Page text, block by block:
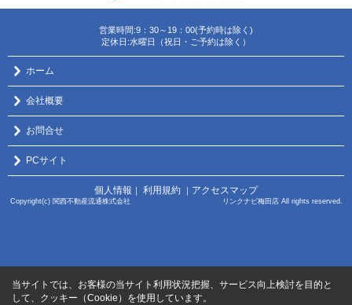
営業時間:9：30～19：00(予約時は除く)
定休日:水曜日（祝日・ご予約は除く）
ホーム
会社概要
お問合せ
PCサイト
個人情報 利用規約 アクセスマップ
Copyright(c) 関西不動産流通株式会社 リンクナビ梅田店 All rights reserved.
当サイトでは、お客様の当サイト利用状況把握、サービス向上検討を目的と
して、クッキー（Cookie）を使用しています。